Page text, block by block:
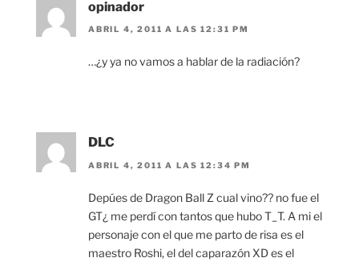
opinador
ABRIL 4, 2011 A LAS 12:31 PM
…¿y ya no vamos a hablar de la radiación?
DLC
ABRIL 4, 2011 A LAS 12:34 PM
Depúes de Dragon Ball Z cual vino?? no fue el
GT¿ me perdí con tantos que hubo T_T. A mi el
personaje con el que me parto de risa es el
maestro Roshi, el del caparazón XD es el